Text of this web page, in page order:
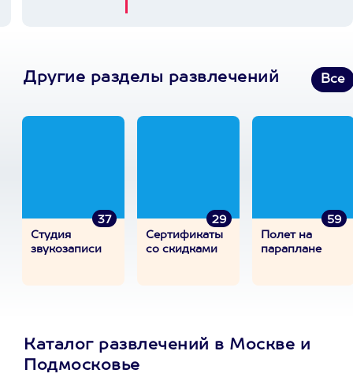
Другие разделы развлечений Все
37
Студия
звукозаписи
29
Сертификаты
со скидками
59
Полет на
параплане
Каталог развлечений в Москве и
Подмосковье